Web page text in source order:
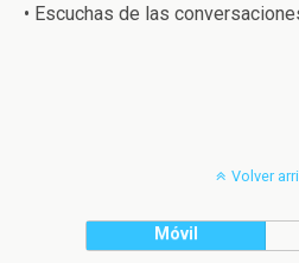
• Escuchas de las
Volver
Móvil